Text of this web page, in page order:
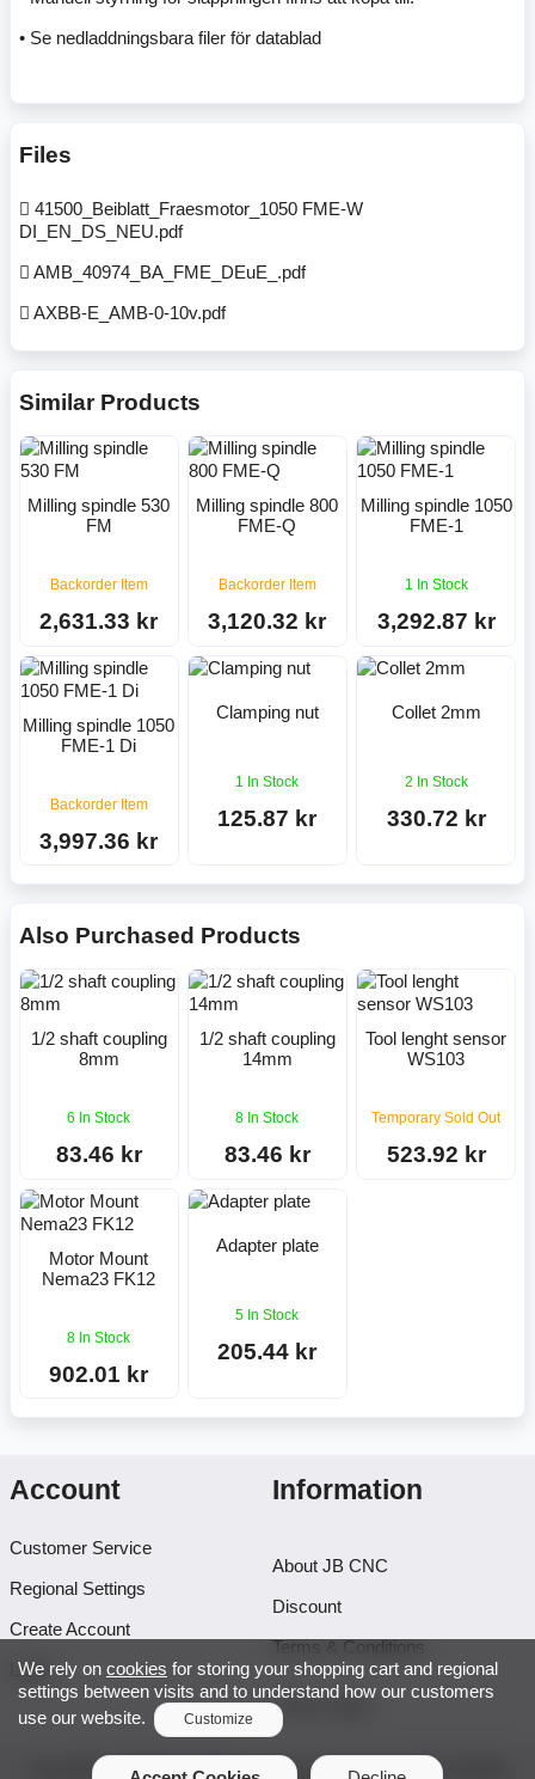
• Se nedladdningsbara filer för datablad
Files
41500_Beiblatt_Fraesmotor_1050 FME-W
DI_EN_DS_NEU.pdf
AMB_40974_BA_FME_DEuE_.pdf
AXBB-E_AMB-0-10v.pdf
Similar Products
Milling spindle 530
FM
Backorder Item
2,631.33 kr
Milling spindle 800
FME-Q
Backorder Item
3,120.32 kr
Milling spindle 1050
FME-1
1 In Stock
3,292.87 kr
Milling spindle 1050
FME-1 Di
Backorder Item
3,997.36 kr
Clamping nut
1 In Stock
125.87 kr
Collet 2mm
2 In Stock
330.72 kr
Also Purchased Products
1/2 shaft coupling
8mm
6 In Stock
83.46 kr
1/2 shaft coupling
14mm
8 In Stock
83.46 kr
Tool lenght sensor
WS103
Temporary Sold Out
523.92 kr
Motor Mount
Nema23 FK12
8 In Stock
902.01 kr
Adapter plate
5 In Stock
205.44 kr
We rely on cookies for storing your shopping cart and regional
settings between visits and to understand how our customers
use our website.
Customize
Functionality Cookies
Account
Customer Service
Regional Settings
Create Account
Login
Information
About JB CNC
Discount
Terms & Conditions
Project page
Copyright © 2026 JB CNC & Linear Components AB. All rights